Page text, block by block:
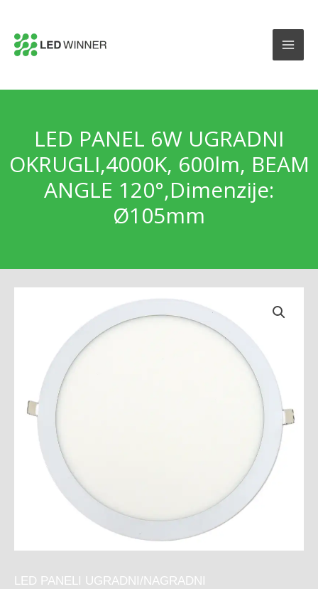
LED PANEL 6W UGRADNI
OKRUGLI,4000K, 600lm, BEAM
ANGLE 120°,Dimenzije:
Ø105mm
LED PANELI UGRADNI/NAGRADNI